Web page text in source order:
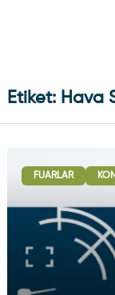
Etiket: Hava
FUARLAR